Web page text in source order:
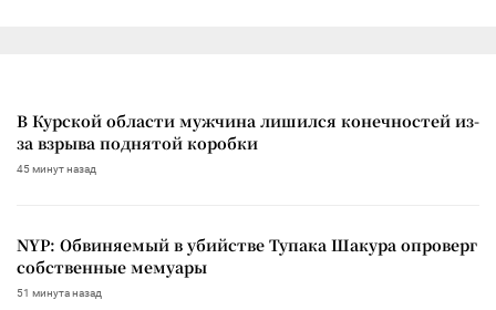
В Курской области мужчина лишился конечностей из-
за взрыва поднятой коробки
45 минут назад
NYP: Обвиняемый в убийстве Тупака Шакура опроверг
собственные мемуары
51 минута назад